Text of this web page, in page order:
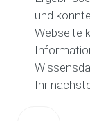
und
Webseite
Ihr